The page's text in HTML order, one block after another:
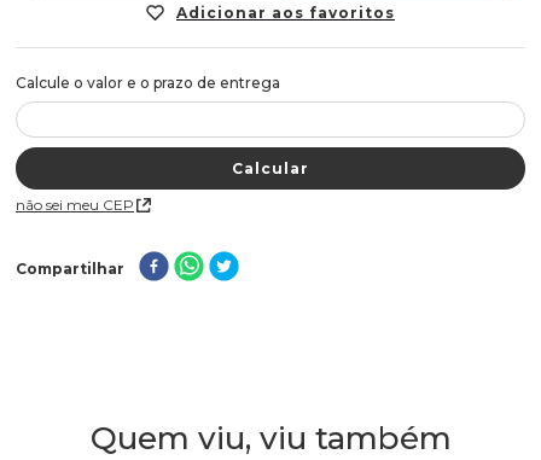
Não sei meu CEP
Compartilhar
Quem viu, viu também